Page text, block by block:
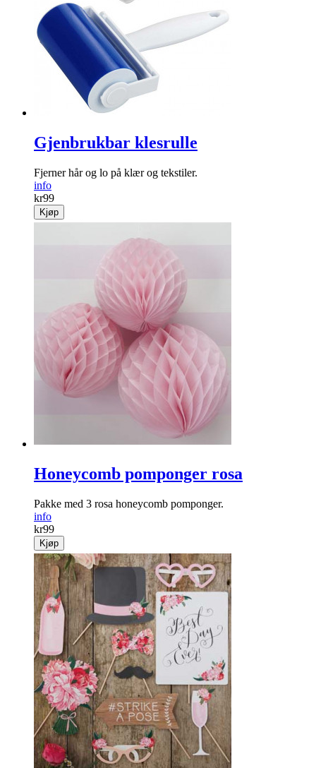
Gjenbrukbar klesrulle
Fjerner hår og lo på klær og tekstiler.
info
kr99
Kjøp
Honeycomb pomponger rosa
Pakke med 3 rosa honeycomb pomponger.
info
kr99
Kjøp